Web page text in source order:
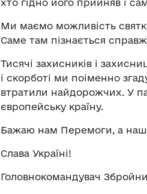
хто гідно його прийняв і
Ми маємо можливість
Саме там пізнається
Тисячі захисників і
і скорботі ми поіменно
втратили найдорожчих. У
європейську країну.
Бажаю нам Перемоги, а
Слава Україні!
Головнокомандувач